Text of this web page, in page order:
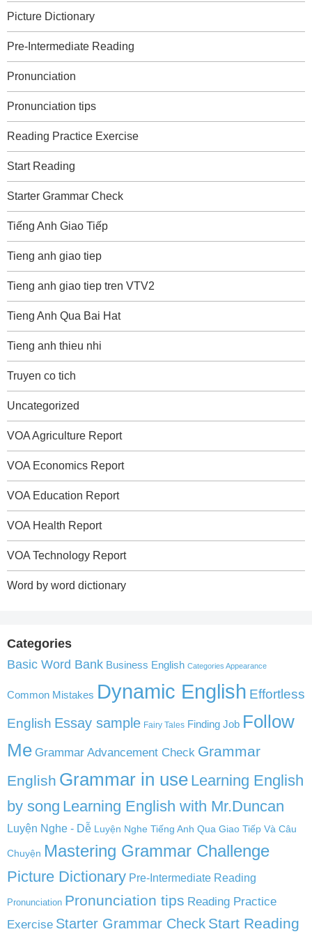
Picture Dictionary
Pre-Intermediate Reading
Pronunciation
Pronunciation tips
Reading Practice Exercise
Start Reading
Starter Grammar Check
Tiếng Anh Giao Tiếp
Tieng anh giao tiep
Tieng anh giao tiep tren VTV2
Tieng Anh Qua Bai Hat
Tieng anh thieu nhi
Truyen co tich
Uncategorized
VOA Agriculture Report
VOA Economics Report
VOA Education Report
VOA Health Report
VOA Technology Report
Word by word dictionary
Categories
Basic Word Bank Business English Categories Appearance
Common Mistakes Dynamic English Effortless
English Essay sample Fairy Tales Finding Job Follow
Me Grammar Advancement Check Grammar
English Grammar in use Learning English
by song Learning English with Mr.Duncan
Luyện Nghe - Dễ Luyện Nghe Tiếng Anh Qua Giao Tiếp Và Câu
Chuyện Mastering Grammar Challenge
Picture Dictionary Pre-Intermediate Reading
Pronunciation Pronunciation tips Reading Practice
Exercise Starter Grammar Check Start Reading